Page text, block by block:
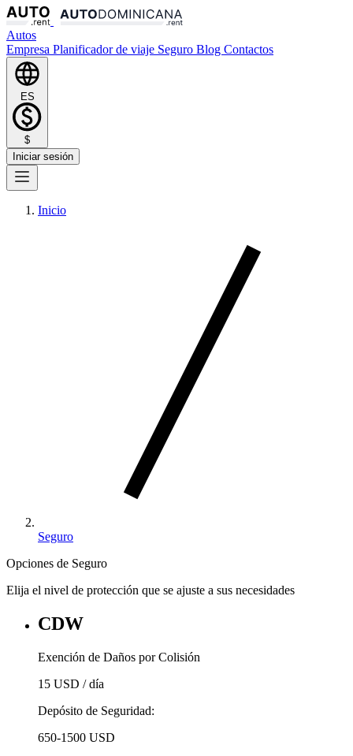
Autos
Empresa Planificador de viaje Seguro Blog Contactos
ES
$
Iniciar sesión
Inicio
Seguro
Opciones de Seguro
Elija el nivel de protección que se ajuste a sus necesidades
CDW
Exención de Daños por Colisión
15 USD / día
Depósito de Seguridad:
650-1500 USD